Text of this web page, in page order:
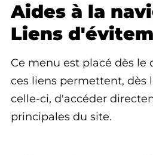
Aides à la
Liens
Ce menu est placé dès le
ces liens permettent, dès
celle-ci, d'accéder
principales du site.